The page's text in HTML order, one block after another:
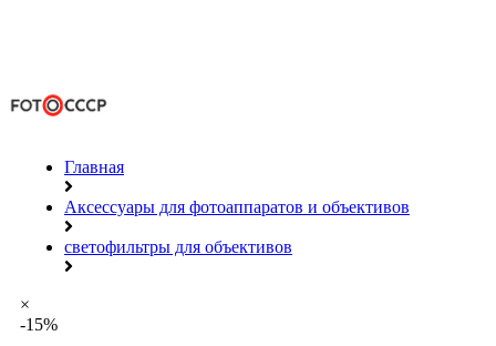
Главная
Аксессуары для фотоаппаратов и объективов
светофильтры для объективов
×
-15%